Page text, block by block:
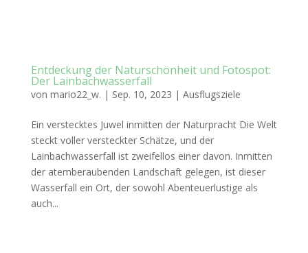
Entdeckung der Naturschönheit und Fotospot:
Der Lainbachwasserfall
von mario22_w. | Sep. 10, 2023 | Ausflugsziele
Ein verstecktes Juwel inmitten der Naturpracht Die Welt
steckt voller versteckter Schätze, und der
Lainbachwasserfall ist zweifellos einer davon. Inmitten
der atemberaubenden Landschaft gelegen, ist dieser
Wasserfall ein Ort, der sowohl Abenteuerlustige als
auch...